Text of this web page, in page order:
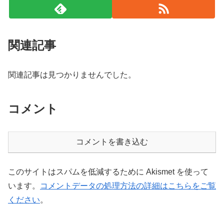
関連記事
関連記事は見つかりませんでした。
コメント
コメントを書き込む
このサイトはスパムを低減するために Akismet を使って
います。
コメントデータの処理方法の詳細はこちらをご覧
ください。